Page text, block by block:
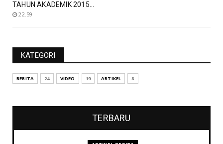
TAHUN AKADEMIK 2015...
22.59
KATEGORI
BERITA 24 VIDEO 19 ARTIKEL 8
TERBARU